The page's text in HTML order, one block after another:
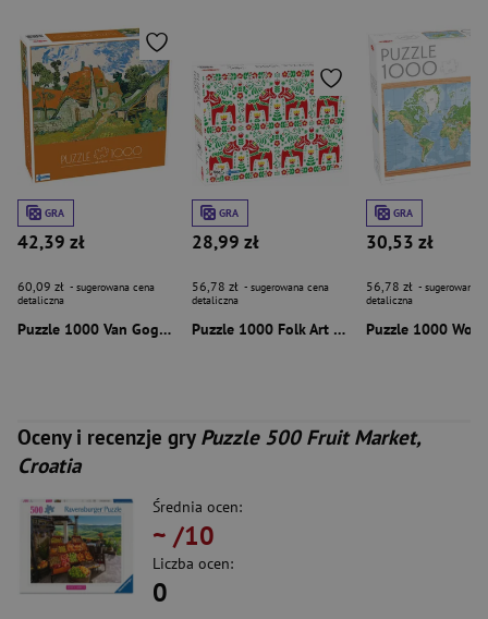
GRA
42,39 zł
60,09 zł - sugerowana cena
detaliczna
Puzzle 1000 Van Gogh Street in Auvers-sur-Oise 58692
GRA
28,99 zł
56,78 zł - sugerowana cena
detaliczna
Puzzle 1000 Folk Art Pattern 58265
GRA
30,53 zł
56,78 zł - sugerowana
detaliczna
Oceny i recenzje gry Puzzle 500 Fruit Market,
Croatia
Średnia ocen:
~ /10
Liczba ocen:
0